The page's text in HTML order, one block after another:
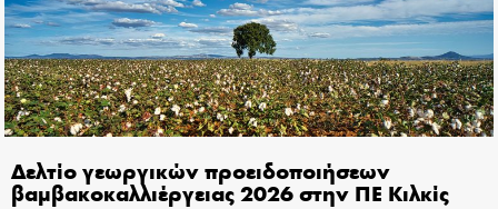
Δελτίο γεωργικών προειδοποιήσεων
βαμβακοκαλλιέργειας 2026 στην ΠΕ Κιλκίς